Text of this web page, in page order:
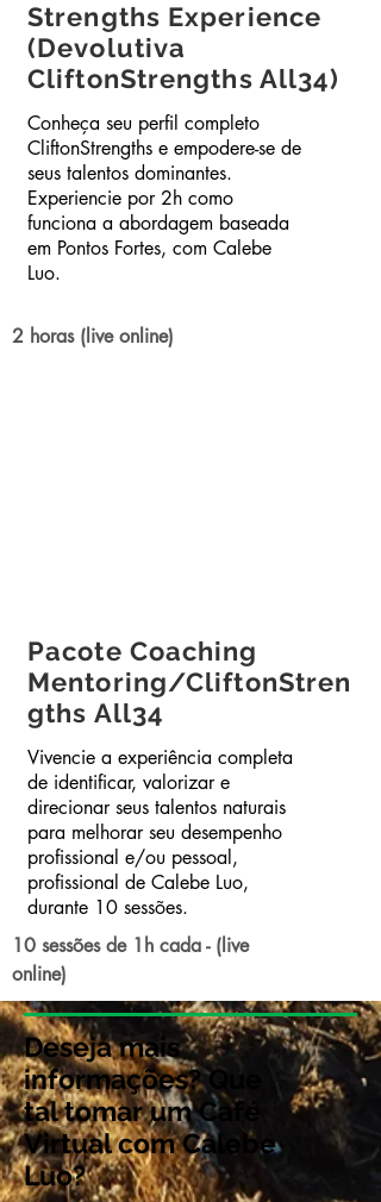
Strengths Experience
(Devolutiva
CliftonStrengths All34)
Conheça seu perfil completo
CliftonStrengths e empodere-se de
seus talentos dominantes.
Experiencie por 2h como
funciona a abordagem baseada
em Pontos Fortes, com Calebe
Luo.
2 horas (live online)
Pacote Coaching
Mentoring/CliftonStren
gths All34
Vivencie a experiência completa
de identificar, valorizar e
direcionar seus talentos naturais
para melhorar seu desempenho
profissional e/ou pessoal,
profissional de Calebe Luo,
durante 10 sessões.
10 sessões de 1h cada - (live
online)
Deseja mais
informações? Que
tal tomar um Café
Virtual com Calebe
Luo?